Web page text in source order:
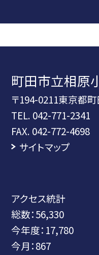
町田市立相原
〒194-0211東京都
TEL. 042-771-2341
FAX. 042-772-4698
サイトマップ
アクセス統計
総数：56,330
今年度： 17,780
今月：867